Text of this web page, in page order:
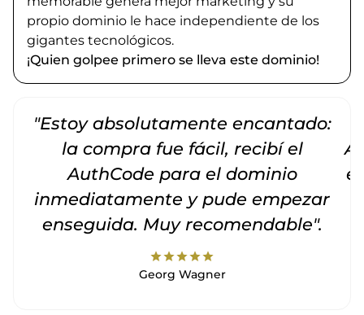
propio dominio le hace independiente de los
gigantes tecnológicos.
¡Quien golpee primero se lleva este dominio!
"Estoy absolutamente encantado:
la compra fue fácil, recibí el
AuthCode para el dominio
inmediatamente y pude empezar
enseguida. Muy recomendable".
starstarstarstarstar
Georg Wagner